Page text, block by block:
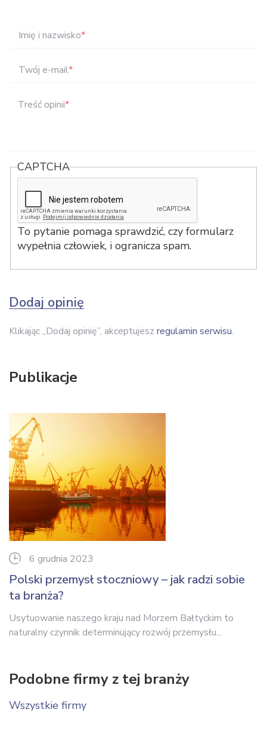
Imię i nazwisko*
Twój e-mail*
Treść opinii*
CAPTCHA
To pytanie pomaga sprawdzić, czy formularz
wypełnia człowiek, i ogranicza spam.
Dodaj opinię
Klikając „Dodaj opinię”, akceptujesz regulamin serwisu.
Publikacje
6 grudnia 2023
Polski przemysł stoczniowy – jak radzi sobie
ta branża?
Usytuowanie naszego kraju nad Morzem Bałtyckim to
naturalny czynnik determinujący rozwój przemysłu...
Podobne firmy z tej branży
Wszystkie firmy